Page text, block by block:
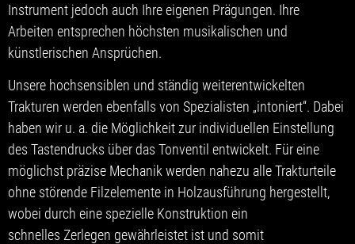
Instrument jedoch auch Ihre eigenen Prägungen. Ihre
Arbeiten entsprechen höchsten musikalischen und
künstlerischen Ansprüchen.
Unsere hochsensiblen und ständig weiterentwickelten
Trakturen werden ebenfalls von Spezialisten „intoniert“. Dabei
haben wir u. a. die Möglichkeit zur individuellen Einstellung
des Tastendrucks über das Tonventil entwickelt. Für eine
möglichst präzise Mechanik werden nahezu alle Trakturteile
ohne störende Filzelemente in Holzausführung hergestellt,
wobei durch eine spezielle Konstruktion ein
schnelles Zerlegen gewährleistet ist und somit